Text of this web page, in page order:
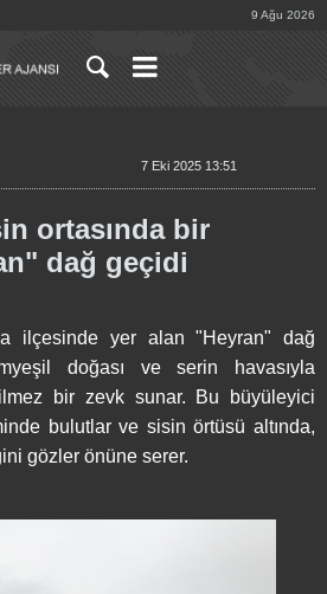
9 Ağu 2026
7 Eki 2025 13:51
ortasında bir
dağ geçidi
ilçesinde yer alan "Heyran" dağ
doğası ve serin havasıyla
bir zevk sunar. Bu büyüleyici
bulutlar ve sisin örtüsü altında,
gözler önüne serer.